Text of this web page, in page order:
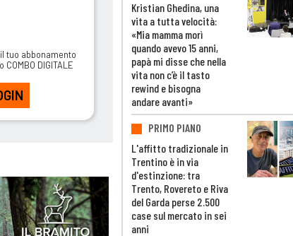
tuo abbonamento
COMBO DIGITALE
Kristian Ghedina, una
vita a tutta velocità:
«Mia mamma morì
quando avevo 15 anni,
papà mi disse che nella
vita non c’è il tasto
rewind e bisogna
andare avanti»
PRIMO PIANO
L'affitto tradizionale in
Trentino è in via
d'estinzione: tra
Trento, Rovereto e Riva
del Garda perse 2.500
case sul mercato in sei
anni